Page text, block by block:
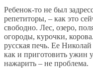
Ребенок-то не был
репетиторы, – как это
свободно. Лес, озеро,
огороды, курочки,
русская печь. Ее
как и приготовить ужин
нажарить – не проблема.